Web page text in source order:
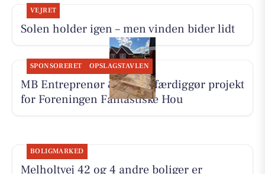
VEJRET
Solen holder igen – men vinden bider lidt
SPONSORERET OPSLAGSTAVLEN
MB Entreprenør & Anlæg færdiggør projekt
for Foreningen Fantastiske Hou
BOLIGMARKED
Melholtvej 42 og 4 andre boliger er